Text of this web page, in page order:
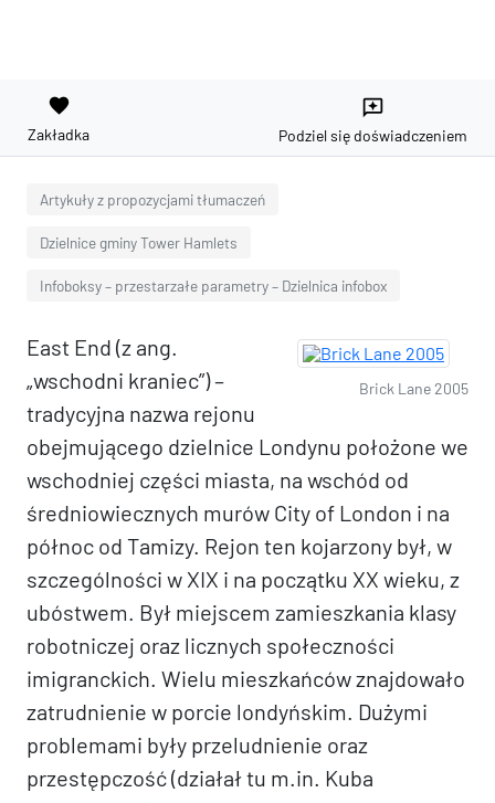
favorite
Zakładka
reviews
Podziel się doświadczeniem
Artykuły z propozycjami tłumaczeń
Dzielnice gminy Tower Hamlets
Infoboksy – przestarzałe parametry – Dzielnica infobox
Brick Lane 2005
East End (z ang.
„wschodni kraniec”) –
tradycyjna nazwa rejonu
obejmującego dzielnice Londynu położone we
wschodniej części miasta, na wschód od
średniowiecznych murów City of London i na
północ od Tamizy. Rejon ten kojarzony był, w
szczególności w XIX i na początku XX wieku, z
ubóstwem. Był miejscem zamieszkania klasy
robotniczej oraz licznych społeczności
imigranckich. Wielu mieszkańców znajdowało
zatrudnienie w porcie londyńskim. Dużymi
problemami były przeludnienie oraz
przestępczość (działał tu m.in. Kuba